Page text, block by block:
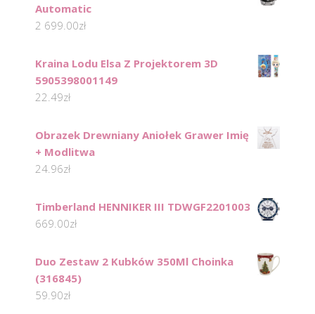
Automatic
2 699.00zł
Kraina Lodu Elsa Z Projektorem 3D
5905398001149
22.49zł
Obrazek Drewniany Aniołek Grawer Imię
+ Modlitwa
24.96zł
Timberland HENNIKER III TDWGF2201003
669.00zł
Duo Zestaw 2 Kubków 350Ml Choinka
(316845)
59.90zł